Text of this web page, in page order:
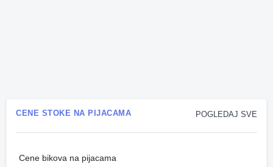
POGLEDAJ SVE
CENE STOKE NA PIJACAMA
Cene bikova na pijacama